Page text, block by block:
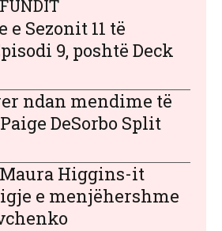
Sezonit 11 të
9, poshtë Deck
ndan mendime të
DeSorbo Split
Higgins-it
e menjëhershme